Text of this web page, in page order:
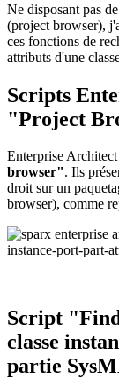
Ne disposant pas
(project browser),
ces fonctions de
attributs d'une
Scripts
"Project
Enterprise
browser". Ils
droit sur un
browser), comme
Script
classe
partie